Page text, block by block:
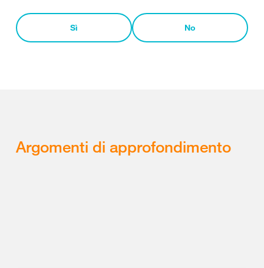
Sì No
Argomenti di approfondimento